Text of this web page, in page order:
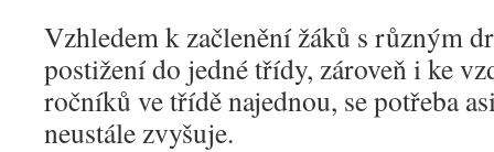
Vzhledem k začlenění žáků s různým
postižení do jedné třídy, zároveň i ke
ročníků ve třídě najednou, se potřeba
neustále zvyšuje.